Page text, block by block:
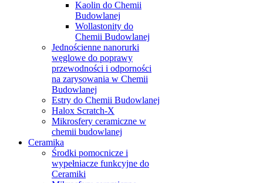
Kaolin do Chemii
Budowlanej
Wollastonity do
Chemii Budowlanej
Jednościenne nanorurki
węglowe do poprawy
przewodności i odporności
na zarysowania w Chemii
Budowlanej
Estry do Chemii Budowlanej
Halox Scratch-X
Mikrosfery ceramiczne w
chemii budowlanej
Ceramika
Środki pomocnicze i
wypełniacze funkcyjne do
Ceramiki